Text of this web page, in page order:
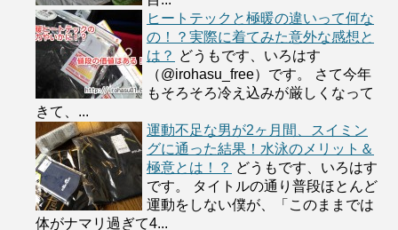
ヒートテックと極暖の違いって何な
の！？実際に着てみた意外な感想と
は？ どうもです、いろはす
（@irohasu_free）です。 さて今年
もそろそろ冷え込みが厳しくなって
きて、...
運動不足な男が2ヶ月間、スイミン
グに通った結果！水泳のメリット＆
極意とは！？ どうもです、いろはす
です。 タイトルの通り普段ほとんど
運動をしない僕が、「このままでは
体がナマリ過ぎて4...